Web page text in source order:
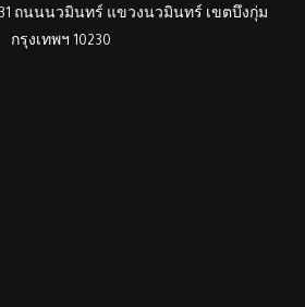
ถนนนวมินทร์ แขวงนวมินทร์ เขตบึงกุ่ม
กรุงเทพฯ 10230